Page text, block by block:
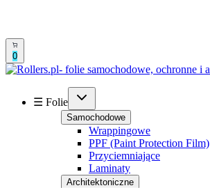
0
☰ Folie
Samochodowe
Wrappingowe
PPF (Paint Protection Film)
Przyciemniające
Laminaty
Architektoniczne